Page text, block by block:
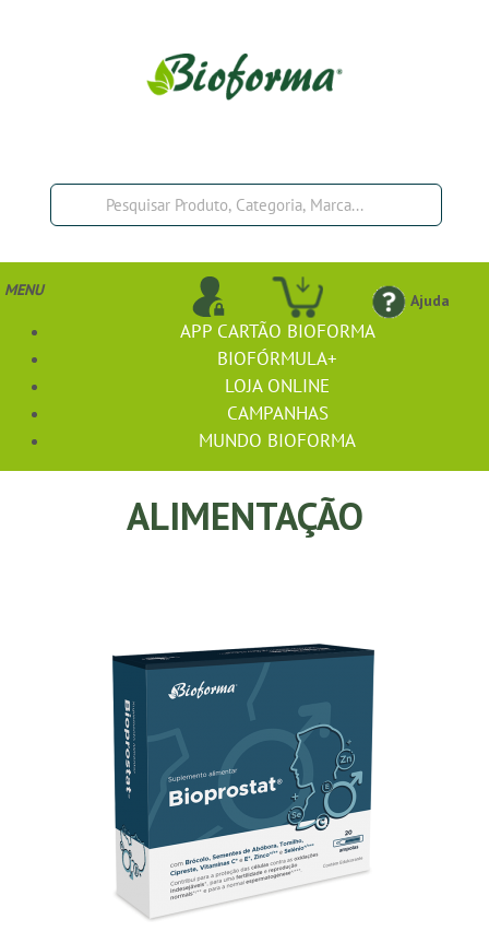
Ajuda
MENU
APP CARTÃO BIOFORMA
BIOFÓRMULA+
LOJA ONLINE
CAMPANHAS
MUNDO BIOFORMA
ALIMENTAÇÃO